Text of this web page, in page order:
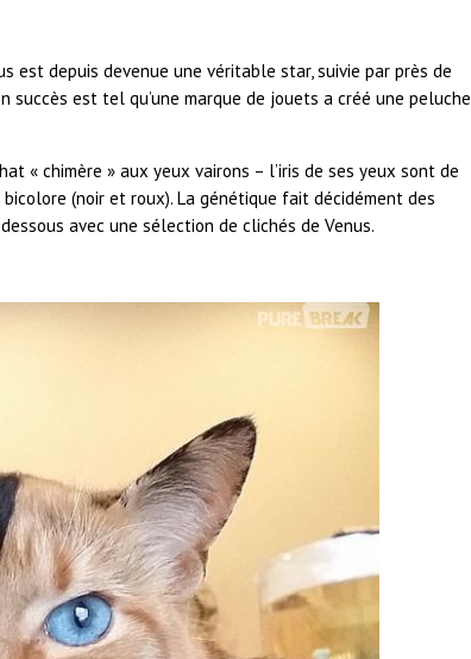
est depuis devenue une véritable star, suivie par près de
succès est tel qu’une marque de jouets a créé une peluche
« chimère » aux yeux vairons – l’iris de ses yeux sont de
(noir et roux). La génétique fait décidément des
avec une sélection de clichés de Venus.